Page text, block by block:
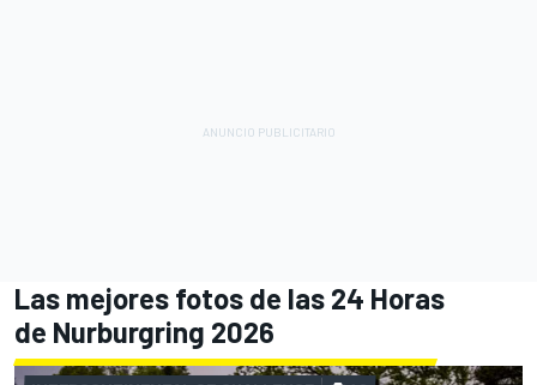
Las mejores fotos de las 24 Horas
de Nurburgring 2026